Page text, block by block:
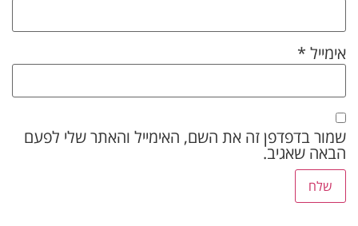
אימייל *
שמור בדפדפן זה את השם, האימייל והאתר שלי לפעם
הבאה שאגיב.